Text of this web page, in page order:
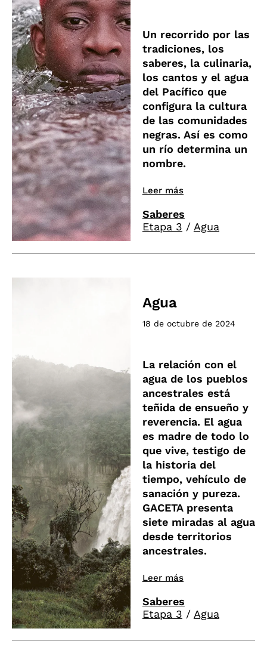
Un recorrido por las
tradiciones, los
saberes, la culinaria,
los cantos y el agua
del Pacífico que
configura la cultura
de las comunidades
negras. Así es como
un río determina un
nombre.
Leer más
Saberes
Etapa 3 / Agua
Agua
18 de octubre de 2024
La relación con el
agua de los pueblos
ancestrales está
teñida de ensueño y
reverencia. El agua
es madre de todo lo
que vive, testigo de
la historia del
tiempo, vehículo de
sanación y pureza.
GACETA presenta
siete miradas al agua
desde territorios
ancestrales.
Leer más
Saberes
Etapa 3 / Agua